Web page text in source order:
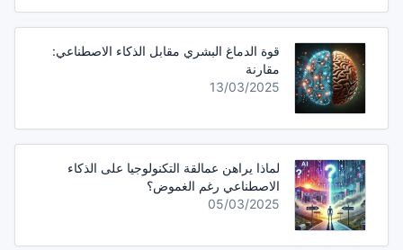
قوة الدماغ البشري مقابل الذكاء الاصطناعي:
مقارنة
13/03/2025
لماذا يراهن عمالقة التكنولوجيا على الذكاء
الاصطناعي رغم الغموض؟
05/03/2025